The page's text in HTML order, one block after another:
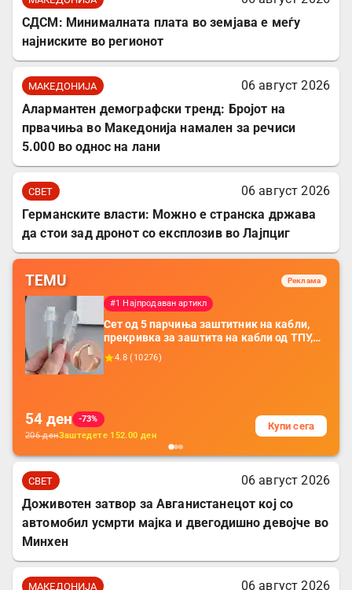
СДСМ: Минималната плата во земјава е меѓу
најниските во регионот
МАКЕДОНИЈА
06 август 2026
Алармантен демографски тренд: Бројот на
првачиња во Македонија намален за речиси
5.000 во однос на лани
СВЕТ
06 август 2026
Германските власти: Можно е странска држава
да стои зад дронот со експлозив во Лајпциг
TEMU Реклама
#1 Најпродаван артикл
Сет од 5 парчиња заштитник на кабли,
прекривка за заштита на кабли од ТПУ,
додатоци за заштита на кабли, без
батерија, за мобилни телефони, комплет
4.8 ( 10276)
54 ден
-73%
206денЗаштедете 152.00 ден
Купи сега
СВЕТ
06 август 2026
Доживотен затвор за Авганистанецот кој со
автомобил усмрти мајка и двегодишно девојче во
Минхен
МАКЕДОНИЈА 06 август 2026